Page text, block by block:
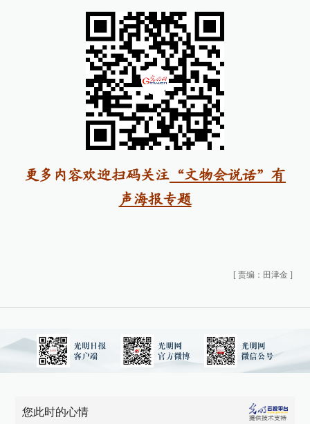
更多内容欢迎扫码关注 “文物会说话”有
声海报专题
[ 责编：田津金 ]
您此时的心情